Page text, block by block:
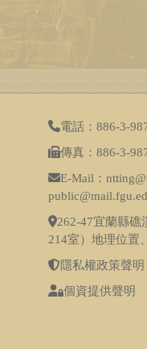
電話：886-3-
傳真：886-3-
E-Mail：
262-47宜蘭縣礁
214室） 地理位置、
隱私權政策聲明
個資提供聲明